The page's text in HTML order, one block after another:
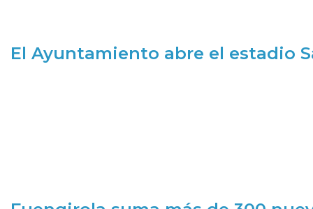
El Ayuntamiento abre el estadio